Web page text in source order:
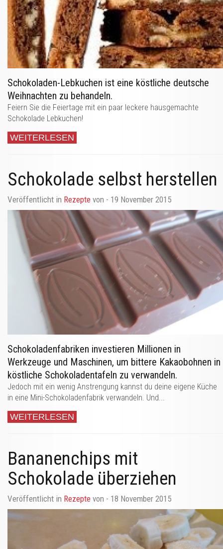
Schokoladen-Lebkuchen ist eine köstliche deutsche
Weihnachten zu behandeln.
Feiern Sie die Feiertage mit ein paar leckere hausgemachte
Schokolade Lebkuchen!
WEITERLESEN
Schokolade selbst herstellen
Veröffentlicht in Rezepte von - 19 November 2015
Schokoladenfabriken investieren Millionen in
Werkzeuge und Maschinen, um bittere Kakaobohnen in
köstliche Schokoladentafeln zu verwandeln.
Jedoch mit ein wenig Anstrengung kannst du deine eigene Küche
in eine Mini-Schokoladenfabrik verwandeln. Und...
WEITERLESEN
Bananenchips mit
Schokolade überziehen
Veröffentlicht in Rezepte von - 18 November 2015